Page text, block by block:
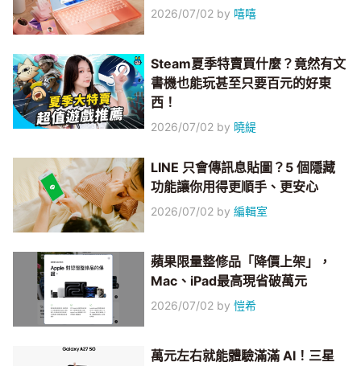
2026/07/02 by 嘻嘻
Steam夏季特賣買什麼？竟然有文
書機也能玩甚至只要百元的好東
西！
2026/07/02 by 曉緹
LINE 只會傳訊息貼圖？5 個隱藏
功能讓你用得更順手、更安心
2026/07/02 by編輯室
蘋果限量整修品「降價上架」，
Mac、iPad最高現省破萬元
2026/07/02 by愷希
萬元左右就能體驗滿滿 AI！三星